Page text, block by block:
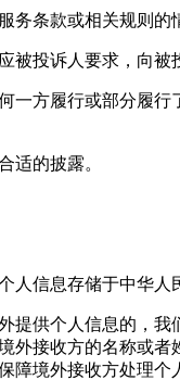
务条款或相关规则的
被投诉人要求，向被
一方履行或部分履
适的披露。
信息存储于中华
提供个人信息的，
外接收方的名称或
境外接收方处理个